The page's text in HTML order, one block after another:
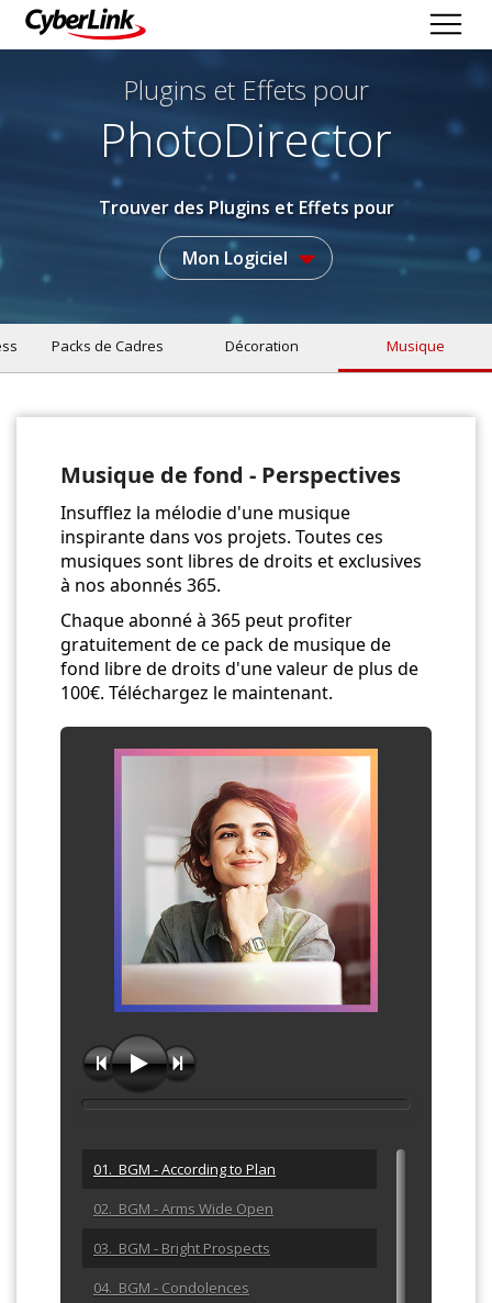
Plugins et Effets pour
PhotoDirector
Trouver des Plugins et Effets pour
Mon Logiciel
Packs de Cadres Décoration Musique
Musique de fond - Perspectives
Insufflez la mélodie d'une musique
inspirante dans vos projets. Toutes ces
musiques sont libres de droits et exclusives
à nos abonnés 365.
Chaque abonné à 365 peut profiter
gratuitement de ce pack de musique de
fond libre de droits d'une valeur de plus de
100€. Téléchargez le maintenant.
01. BGM - According to Plan
02. BGM - Arms Wide Open
03. BGM - Bright Prospects
04. BGM - Condolences